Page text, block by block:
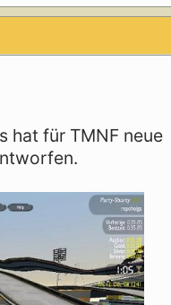
hat für TMNF neue